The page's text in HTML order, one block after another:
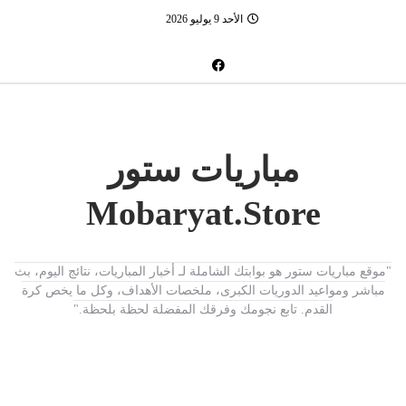
الأحد 9 يوليو 2026
مباريات ستور
Mobaryat.Store
"موقع مباريات ستور هو بوابتك الشاملة لـ أخبار المباريات، نتائج اليوم، بث
مباشر ومواعيد الدوريات الكبرى، ملخصات الأهداف، وكل ما يخص كرة
القدم. تابع نجومك وفرقك المفضلة لحظة بلحظة."